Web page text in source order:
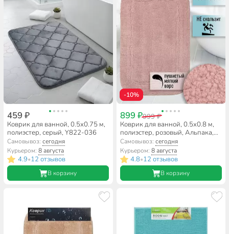
459 ₽
Коврик для ванной, 0.5х0.75 м,
полиэстер, серый, Y822-036
Самовывоз:сегодня
Курьером:8 августа
4.9•12 отзывов
В корзину
-10%
899 ₽999 ₽
Коврик для ванной, 0.5х0.8 м,
полиэстер, розовый, Альпака,
Y6-1935
Самовывоз: сегодня
Курьером: 8 августа
4.8•12 отзывов
В корзину